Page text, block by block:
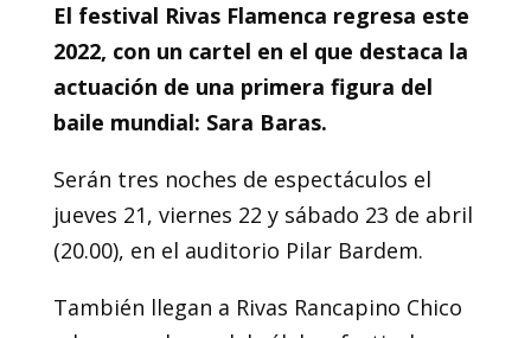
El festival Rivas Flamenca regresa este
2022, con un cartel en el que destaca la
actuación de una primera figura del
baile mundial: Sara Baras.
Serán tres noches de espectáculos el
jueves 21, viernes 22 y sábado 23 de abril
(20.00), en el auditorio Pilar Bardem.
También llegan a Rivas Rancapino Chico